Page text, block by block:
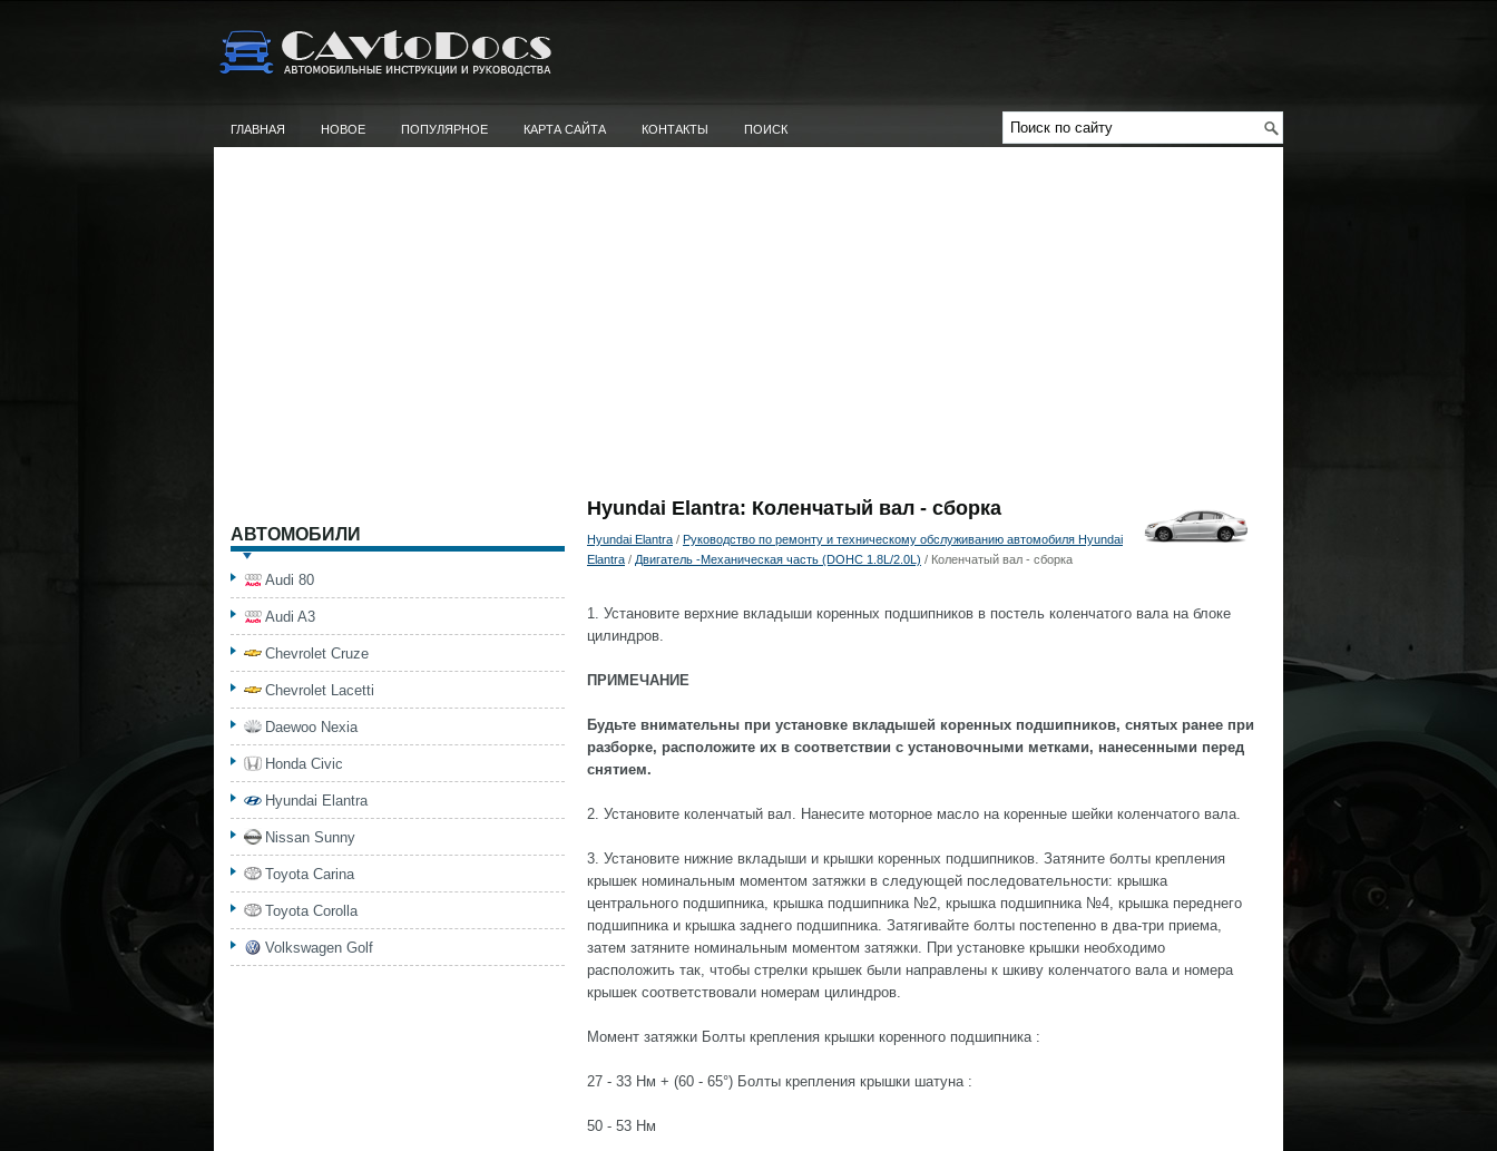
ГЛАВНАЯ НОВОЕ ПОПУЛЯРНОЕ КАРТА САЙТА КОНТАКТЫ ПОИСК
Hyundai Elantra: Коленчатый вал - сборка
Hyundai Elantra / Руководство по ремонту и техническому обслуживанию автомобиля Hyundai
Elantra / Двигатель -Механическая часть (DOHC 1.8L/2.0L) / Коленчатый вал - сборка
1. Установите верхние вкладыши коренных подшипников в постель коленчатого вала на блоке
цилиндров.
ПРИМЕЧАНИЕ
Будьте внимательны при установке вкладышей коренных подшипников, снятых ранее при
разборке, расположите их в соответствии с установочными метками, нанесенными перед
снятием.
2. Установите коленчатый вал. Нанесите моторное масло на коренные шейки коленчатого вала.
3. Установите нижние вкладыши и крышки коренных подшипников. Затяните болты крепления
крышек номинальным моментом затяжки в следующей последовательности: крышка
центрального подшипника, крышка подшипника №2, крышка подшипника №4, крышка переднего
подшипника и крышка заднего подшипника. Затягивайте болты постепенно в два-три приема,
затем затяните номинальным моментом затяжки. При установке крышки необходимо
расположить так, чтобы стрелки крышек были направлены к шкиву коленчатого вала и номера
крышек соответствовали номерам цилиндров.
Момент затяжки Болты крепления крышки коренного подшипника :
27 - 33 Нм + (60 - 65°) Болты крепления крышки шатуна :
50 - 53 Нм
АВТОМОБИЛИ
Audi 80
Audi A3
Chevrolet Cruze
Chevrolet Lacetti
Daewoo Nexia
Honda Civic
Hyundai Elantra
Nissan Sunny
Toyota Carina
Toyota Corolla
Volkswagen Golf